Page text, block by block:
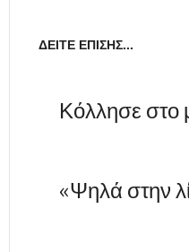
ΔΕΊΤΕ ΕΠΊΣΗΣ...
Κόλλησε στο
«Ψηλά στην